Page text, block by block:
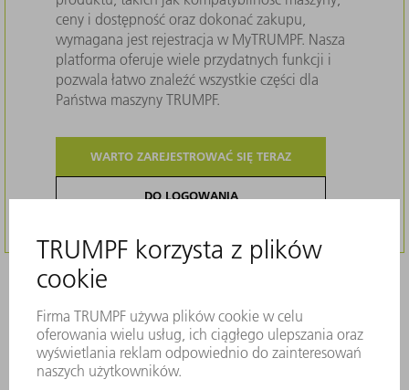
ceny i dostępność oraz dokonać zakupu,
wymagana jest rejestracja w MyTRUMPF. Nasza
platforma oferuje wiele przydatnych funkcji i
pozwala łatwo znaleźć wszystkie części dla
Państwa maszyny TRUMPF.
WARTO ZAREJESTROWAĆ SIĘ TERAZ
DO LOGOWANIA